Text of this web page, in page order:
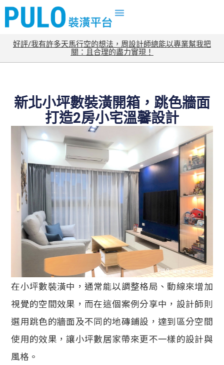
好評/我有許多天馬行空的想法，周設計師總能以專業幫我把
關：且合理的盡力實現！
新北小坪數裝潢開箱，跳色牆面
打造2房小宅溫馨設計
在小坪數裝潢中，通常能以調整格局、動線來增加
視覺的空間效果，而在這個案例分享中，設計師則
選用跳色的牆面及不同的地磚鋪設，達到區分空間
使用的效果，讓小坪數居家帶來更不一樣的設計與
風格。